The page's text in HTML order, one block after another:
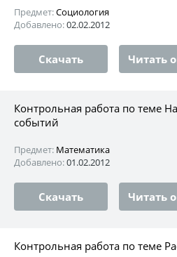
Предмет:Социология
Добавлено:02.02.2012
Скачать Читать
Контрольная работа по теме
событий
Предмет: Математика
Добавлено:01.02.2012
Скачать Читать
Контрольная работа по теме